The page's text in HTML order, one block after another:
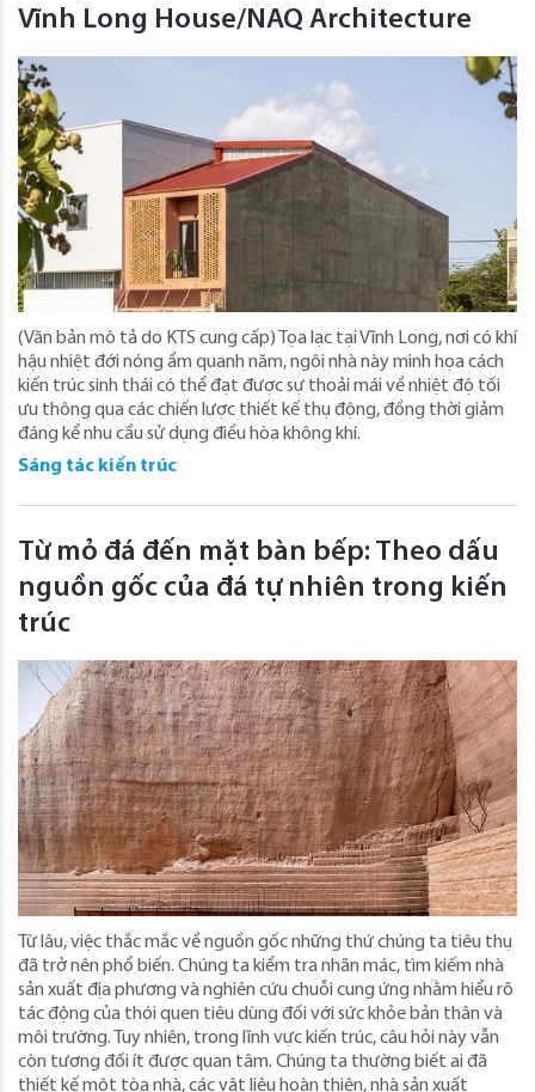
Vĩnh Long House/NAQ Architecture
(Văn bản mô tả do KTS cung cấp) Tọa lạc tại Vĩnh Long, nơi có khí
hậu nhiệt đới nóng ẩm quanh năm, ngôi nhà này minh họa cách
kiến ​​trúc sinh thái có thể đạt được sự thoải mái về nhiệt độ tối
ưu thông qua các chiến lược thiết kế thụ động, đồng thời giảm
đáng kể nhu cầu sử dụng điều hòa không khí.
Sáng tác kiến trúc
Từ mỏ đá đến mặt bàn bếp: Theo dấu
nguồn gốc của đá tự nhiên trong kiến ​​
trúc
Từ lâu, việc thắc mắc về nguồn gốc những thứ chúng ta tiêu thụ
đã trở nên phổ biến. Chúng ta kiểm tra nhãn mác, tìm kiếm nhà
sản xuất địa phương và nghiên cứu chuỗi cung ứng nhằm hiểu rõ
tác động của thói quen tiêu dùng đối với sức khỏe bản thân và
môi trường. Tuy nhiên, trong lĩnh vực kiến ​​trúc, câu hỏi này vẫn
còn tương đối ít được quan tâm. Chúng ta thường biết ai đã
thiết kế một tòa nhà, các vật liệu hoàn thiện, nhà sản xuất